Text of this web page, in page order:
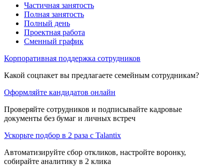
Частичная занятость
Полная занятость
Полный день
Проектная работа
Сменный график
Корпоративная поддержка сотрудников
Какой соцпакет вы предлагаете семейным сотрудникам?
Оформляйте кандидатов онлайн
Проверяйте сотрудников и подписывайте кадровые
документы без бумаг и личных встреч
Ускорьте подбор в 2 раза с Talantix
Автоматизируйте сбор откликов, настройте воронку,
собирайте аналитику в 2 клика